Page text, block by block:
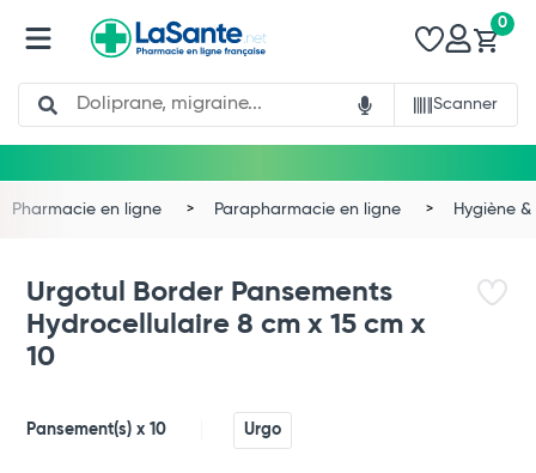
Search
Scanner
0
Pharmacie en ligne Parapharmacie en ligne Hygiène
Urgotul Border Pansements
Hydrocellulaire 8 cm x 15 cm x
10
Pansement(s) x 10 Urgo